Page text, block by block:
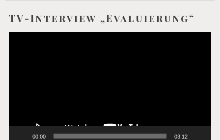
TV-Interview „Evaluierung“
00:00 03:12